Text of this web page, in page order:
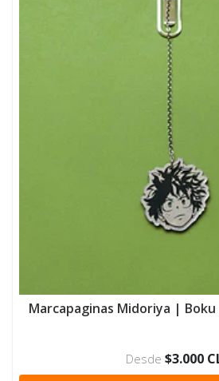
Marcapaginas Midoriya |
Desde $3.000